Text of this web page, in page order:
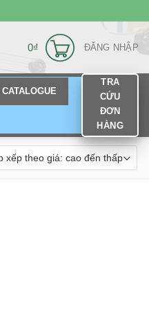
0₫ ĐĂNG NHẬP
CATALOGUE
TRA
CỨU
ĐƠN
HÀNG